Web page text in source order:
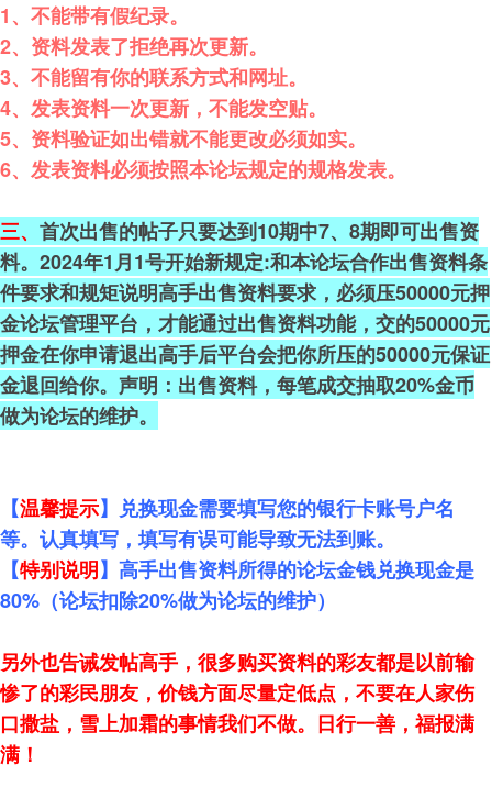
1、不能带有假纪录。
2、资料发表了拒绝再次更新。
3、不能留有你的联系方式和网址。
4、发表资料一次更新，不能发空贴。
5、资料验证如出错就不能更改必须如实。
6、发表资料必须按照本论坛规定的规格发表。
三、 首次出售的帖子只要达到10期中7、8期即可出售资
料。2024年1月1号开始新规定:和本论坛合作出售资料条
件要求和规矩说明高手出售资料要求，必须压50000元押
金论坛管理平台，才能通过出售资料功能，交的50000元
押金在你申请退出高手后平台会把你所压的50000元保证
金退回给你。声明：出售资料，每笔成交抽取20%金币
做为论坛的维护。
【温馨提示】兑换现金需要填写您的银行卡账号户名
等。认真填写，填写有误可能导致无法到账。
【特别说明】高手出售资料所得的论坛金钱兑换现金是
80%（论坛扣除20%做为论坛的维护）
另外也告诫发帖高手，很多购买资料的彩友都是以前输
惨了的彩民朋友，价钱方面尽量定低点，不要在人家伤
口撒盐，雪上加霜的事情我们不做。日行一善，福报满
满！